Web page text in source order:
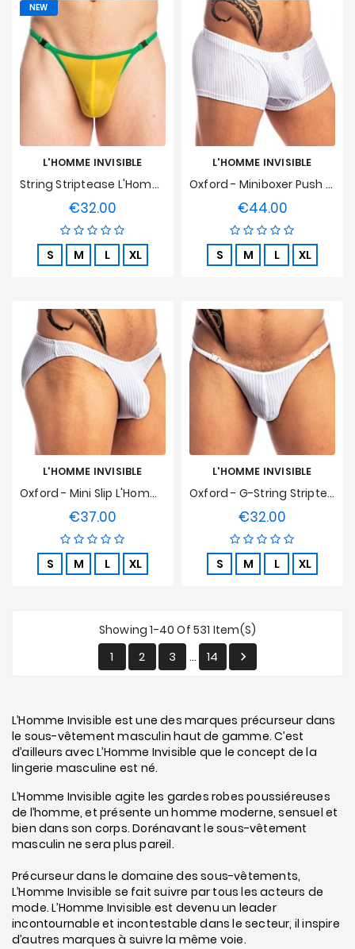
L'HOMME INVISIBLE
String Striptease L'Homme Invisible - Copacabana
€32.00
S M L XL
NEW
L'HOMME INVISIBLE
Oxford - Miniboxer Push Up L' Homme Invisible
€44.00Price
S M L XL
L'HOMME INVISIBLE
Oxford - Mini Slip L'Homme Invisible
€37.00
S M L XL
L'HOMME INVISIBLE
Oxford - G-String Striptease L'Homme Invisible
€32.00
S M L XL
Showing 1-40 Of 531 Item(s)
1 2 3 … 14 
L’Homme Invisible est une des marques précurseur dans
le sous-vêtement masculin haut de gamme. C’est
d’ailleurs avec L’Homme Invisible que le concept de la
lingerie masculine est né.
L’Homme Invisible agite les gardes robes poussiéreuses
de l’homme, et présente un homme moderne, sensuel et
bien dans son corps. Dorénavant le sous-vêtement
masculin ne sera plus pareil.
Précurseur dans le domaine des sous-vêtements,
L’Homme Invisible se fait suivre par tous les acteurs de
mode. L’Homme Invisible est devenu un leader
incontournable et incontestable dans le secteur, il inspire
d’autres marques à suivre la même voie.